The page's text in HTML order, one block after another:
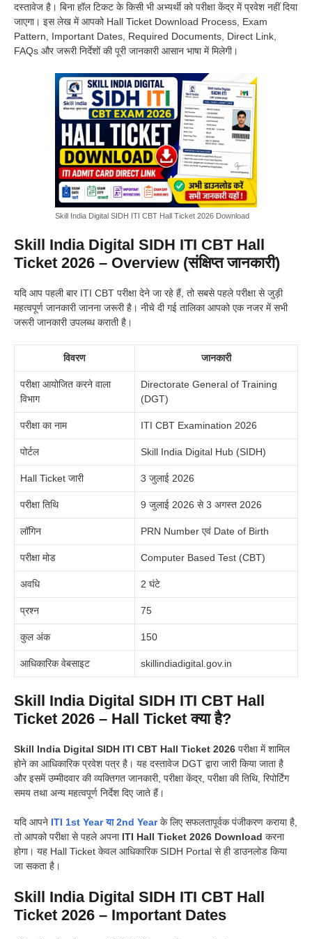
दस्तावेज है। बिना हॉल टिकट के किसी भी अभ्यर्थी को परीक्षा केंद्र में प्रवेश नहीं दिया
जाएगा। इस लेख में आपको Hall Ticket Download Process, Exam
Pattern, Important Dates, Required Documents, Direct Link,
FAQs और जरूरी निर्देशों की पूरी जानकारी आसान भाषा में मिलेगी।
Skill India Digital SIDH ITI CBT Hall Ticket 2026 Download
Skill India Digital SIDH ITI CBT Hall
Ticket 2026 – Overview (संक्षिप्त जानकारी)
यदि आप पहली बार ITI CBT परीक्षा देने जा रहे हैं, तो सबसे पहले परीक्षा से जुड़ी
महत्वपूर्ण जानकारी जानना जरूरी है। नीचे दी गई तालिका आपको एक नजर में सभी
जरूरी जानकारी उपलब्ध कराती है।
विवरण जानकारी
परीक्षा आयोजित करने वाला
विभाग
Directorate General of Training
(DGT)
परीक्षा का नाम ITI CBT Examination 2026
पोर्टल Skill India Digital Hub (SIDH)
Hall Ticket जारी 3 जुलाई 2026
परीक्षा तिथि 9 जुलाई 2026 से 3 अगस्त 2026
लॉगिन PRN Number एवं Date of Birth
परीक्षा मोड Computer Based Test (CBT)
अवधि 2 घंटे
प्रश्न 75
कुल अंक 150
आधिकारिक वेबसाइट skillindiadigital.gov.in
Skill India Digital SIDH ITI CBT Hall
Ticket 2026 – Hall Ticket क्या है?
Skill India Digital SIDH ITI CBT Hall Ticket 2026 परीक्षा में शामिल
होने का आधिकारिक प्रवेश पत्र है। यह दस्तावेज DGT द्वारा जारी किया जाता है
और इसमें उम्मीदवार की व्यक्तिगत जानकारी, परीक्षा केंद्र, परीक्षा की तिथि, रिपोर्टिंग
समय तथा अन्य महत्वपूर्ण निर्देश दिए जाते हैं।
यदि आपने ITI 1st Year या 2nd Yearके लिए सफलतापूर्वक पंजीकरण कराया है,
तो आपको परीक्षा से पहले अपना ITI Hall Ticket 2026 Download करना
होगा। यह Hall Ticket केवल आधिकारिक SIDH Portal से ही डाउनलोड किया
जा सकता है।
Skill India Digital SIDH ITI CBT Hall
Ticket 2026 – Important Dates